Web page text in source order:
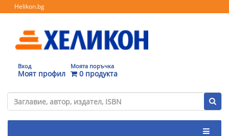
Helikon.bg
Вход
Моят профил
Моята поръчка
0 продукта